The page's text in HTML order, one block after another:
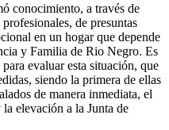
conocimiento, a través de
de presuntas
en un hogar que depende
y Familia de Rio Negro. Es
evaluar esta situación, que
siendo la primera de ellas
de manera inmediata, el
elevación a la Junta de